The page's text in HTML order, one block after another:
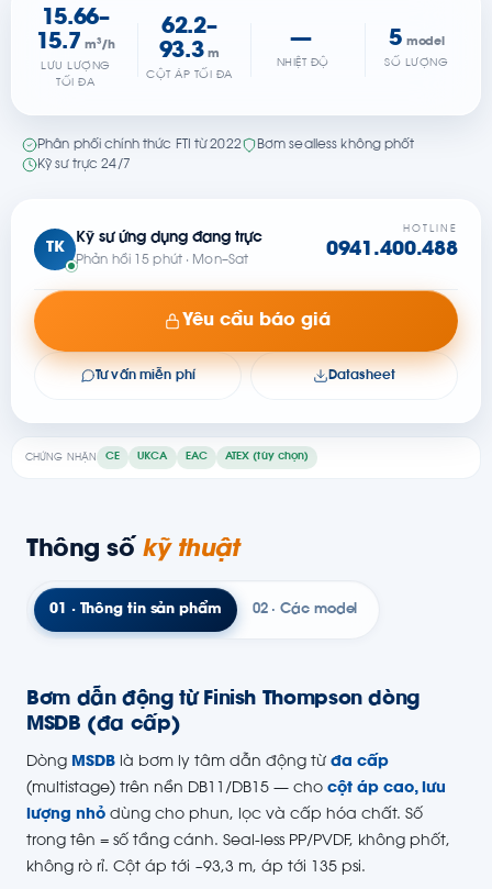
CHỨNG NHẬN CE UKCA EAC ATEX (tùy chọn)
15.66–
15.7 m³/h
LƯU LƯỢNG
TỐI ĐA
62.2–
93.3 m
CỘT ÁP TỐI ĐA
—
NHIỆT ĐỘ
5 model
SỐ LƯỢNG
Phân phối chính thức FTI từ 2022
Bơm sealless không phốt
Kỹ sư trực 24/7
TK
Kỹ sư ứng dụng đang trực
Phản hồi 15 phút · Mon–Sat
HOTLINE
0941.400.488
Yêu cầu báo giá
Tư vấn miễn phí Datasheet
Thông số kỹ thuật
01 · Thông tin sản phẩm 02 · Các model
Bơm dẫn động từ Finish Thompson dòng
MSDB (đa cấp)
Dòng MSDB là bơm ly tâm dẫn động từ đa cấp
(multistage) trên nền DB11/DB15 — cho cột áp cao, lưu
lượng nhỏ dùng cho phun, lọc và cấp hóa chất. Số
trong tên = số tầng cánh. Seal-less PP/PVDF, không phốt,
không rò rỉ. Cột áp tới ~93,3 m, áp tới 135 psi.